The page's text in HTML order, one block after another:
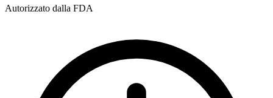
Autorizzato dalla FDA